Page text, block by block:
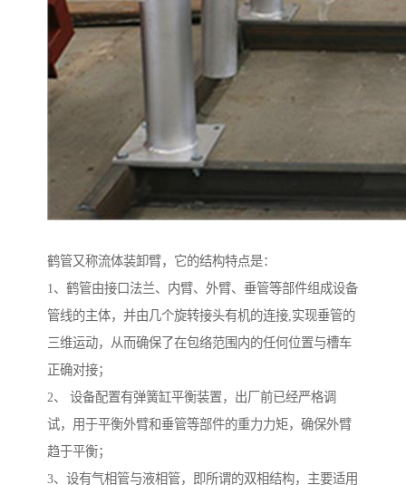
鹤管又称流体装卸臂，它的结构特点是：
1、鹤管由接口法兰、内臂、外臂、垂管等部件组成设备
管线的主体，并由几个旋转接头有机的连接,实现垂管的
三维运动，从而确保了在包络范围内的任何位置与槽车
正确对接；
2、 设备配置有弹簧缸平衡装置，出厂前已经严格调
试，用于平衡外臂和垂管等部件的重力力矩，确保外臂
趋于平衡；
3、设有气相管与液相管，即所谓的双相结构，主要适用